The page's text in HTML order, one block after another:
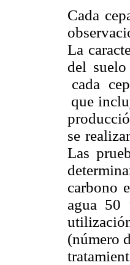
Cada
La
del
cada
que
se
Las
carbono
agua
(número